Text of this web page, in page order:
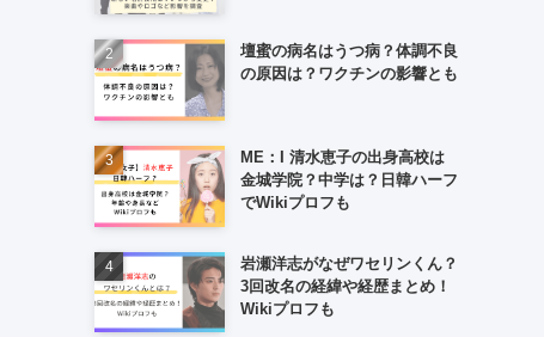
壇蜜の病名はうつ病？体調不良
の原因は？ワクチンの影響とも
ME：I 清水恵子の出身高校は
金城学院？中学は？日韓ハーフ
でWikiプロフも
岩瀬洋志がなぜワセリンくん？
3回改名の経緯や経歴まとめ！
Wikiプロフも